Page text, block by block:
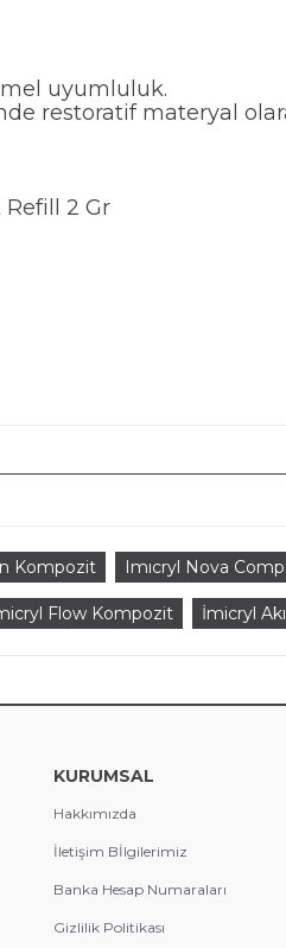
uyumluluk.
restoratif materyal
2 Gr
Kompozit Imıcryl Nova
Flow Kompozit İmicryl
KURUMSAL
Hakkımızda
İletişim Bİlgilerimiz
Banka Hesap Numaraları
Gizlilik Politikası